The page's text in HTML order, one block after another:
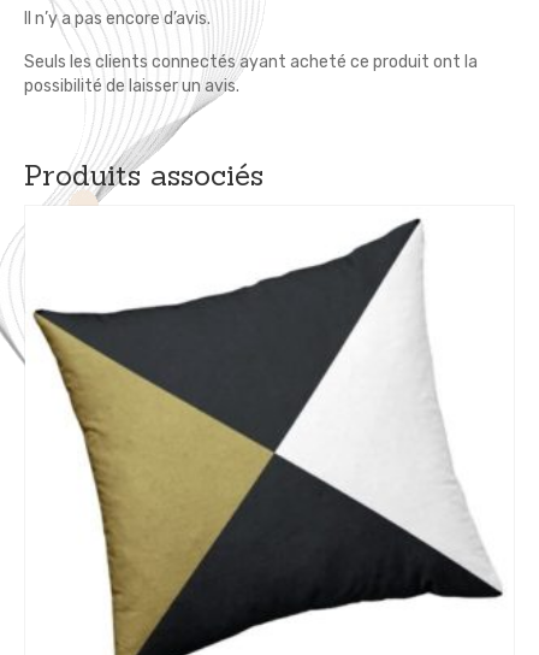
Il n’y a pas encore d’avis.
Seuls les clients connectés ayant acheté ce produit ont la
possibilité de laisser un avis.
Produits associés